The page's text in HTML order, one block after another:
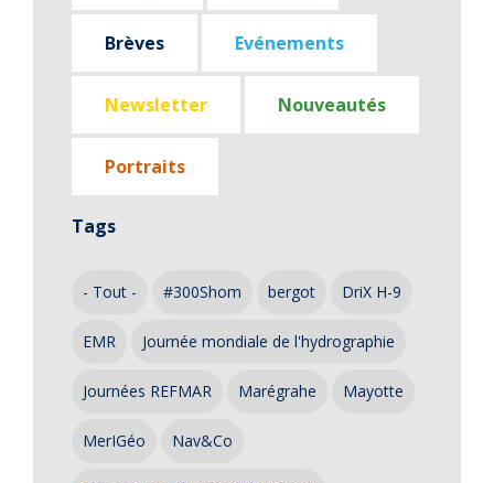
Brèves Evénements
Newsletter Nouveautés
Portraits
Tags
- Tout - #300Shom bergot DriX H-9
EMR Journée mondiale de l'hydrographie
Journées REFMAR Marégrahe Mayotte
MerIGéo Nav&Co